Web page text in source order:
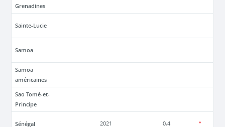
Grenadines
Sainte-Lucie
Samoa
Samoa
américaines
Sao Tomé-et-
Principe
Sénégal 2021 0,4